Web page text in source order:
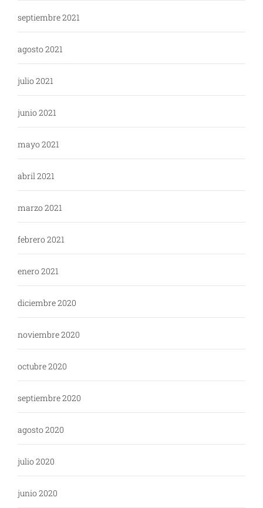
septiembre 2021
agosto 2021
julio 2021
junio 2021
mayo 2021
abril 2021
marzo 2021
febrero 2021
enero 2021
diciembre 2020
noviembre 2020
octubre 2020
septiembre 2020
agosto 2020
julio 2020
junio 2020